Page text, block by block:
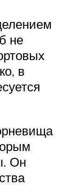
не
в
Он